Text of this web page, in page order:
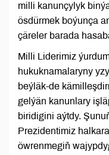
milli kanunçylyk
ösdürmek boýunça
çäreler barada
Milli Liderimiz
hukuknamalaryny
beýläk-de
gelýän kanunlary
biridigini aýtdy.
Prezidentimiz
öwrenmegiň